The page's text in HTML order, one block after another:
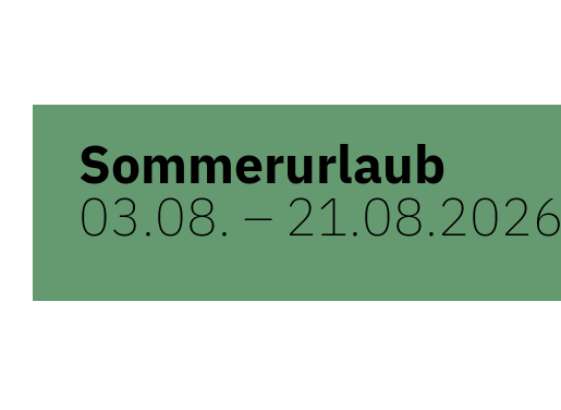
Sommerurlaub
03.08. – 21.08.2026